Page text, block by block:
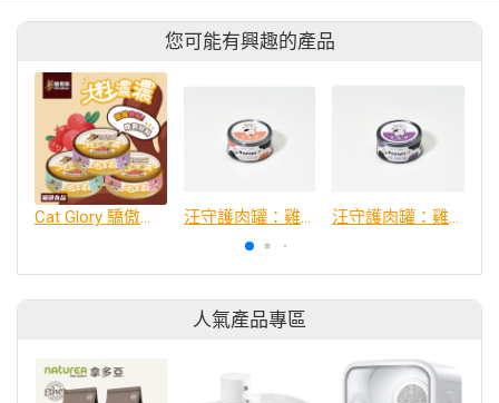
您可能有興趣的產品
Cat Glory 驕傲貓 大料濃濃 主食罐 汪守護肉罐：雞肉＋羊肉＋鱉肉蛋 汪守護肉罐：雞肉＋鹿肉＋鱉肉蛋
人氣產品專區